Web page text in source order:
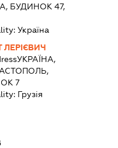
БУДИНОК 47,
Україна
ЛЕРІЄВИЧ
УКРАЇНА,
7
Грузія